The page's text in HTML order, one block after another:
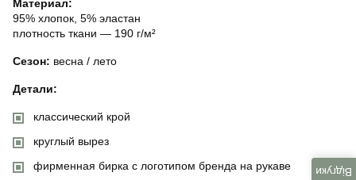
Материал:
95% хлопок, 5% эластан
плотность ткани — 190 г/м²
Сезон: весна / лето
Детали:
классический крой
круглый вырез
фирменная бирка с логотипом бренда на рукаве
Відгуки